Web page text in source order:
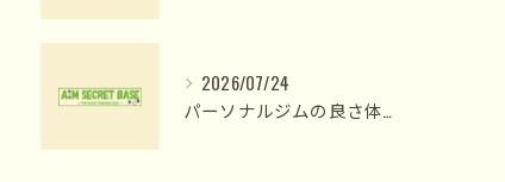
2026/07/24
パーソナルジムの良さ体験と姫路市木場前中町で私が変われた理由